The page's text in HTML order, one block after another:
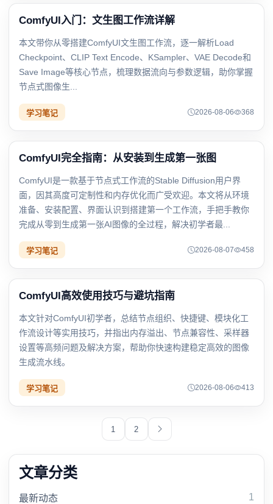
ComfyUI入门：文生图工作流详解
本文带你从零搭建ComfyUI文生图工作流，逐一解析Load
Checkpoint、CLIP Text Encode、KSampler、VAE Decode和
Save Image等核心节点，梳理数据流向与参数逻辑，助你掌握
节点式图像生...
学习笔记 2026-08-06 368
ComfyUI完全指南：从安装到生成第一张图
ComfyUI是一款基于节点式工作流的Stable Diffusion用户界
面，因其高度可定制性和内存优化而广受欢迎。本文将从环境
准备、安装配置、界面认识到搭建第一个工作流，手把手教你
完成从零到生成第一张AI图像的全过程，解决初学者最...
学习笔记 2026-08-07 458
ComfyUI高效使用技巧与避坑指南
本文针对ComfyUI初学者，总结节点组织、快捷键、模块化工
作流设计等实用技巧，并指出内存溢出、节点兼容性、采样器
设置等高频问题及解决方案，帮助你快速构建稳定高效的图像
生成流水线。
学习笔记 2026-08-06 413
1 2
文章分类
最新动态 1